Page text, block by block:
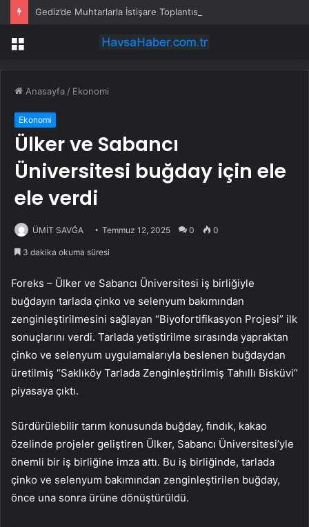
Gediz’de Muhtarlarla İstişare Toplantısı
Menü
Anasayfa / Ekonomi
Ekonomi
Ülker ve Sabancı
Üniversitesi buğday için ele
ele verdi
ÜMİT SAVĞA Temmuz 12, 2025 0 0
3 dakika okuma süresi
Foreks – Ülker ve Sabancı Üniversitesi iş birliğiyle
buğdayın tarlada çinko ve selenyum bakımından
zenginleştirilmesini sağlayan “Biyofortifikasyon Projesi” ilk
sonuçlarını verdi. Tarlada yetiştirilme sırasında yapraktan
çinko ve selenyum uygulamalarıyla beslenen buğdaydan
üretilmiş “Saklıköy Tarlada Zenginleştirilmiş Tahıllı Bisküvi”
piyasaya çıktı.
Sürdürülebilir tarım konusunda buğday, fındık, kakao
özelinde projeler geliştiren Ülker, Sabancı Üniversitesi’yle
önemli bir iş birliğine imza attı. Bu iş birliğinde, tarlada
çinko ve selenyum bakımından zenginleştirilen buğday,
önce una sonra ürüne dönüştürüldü.